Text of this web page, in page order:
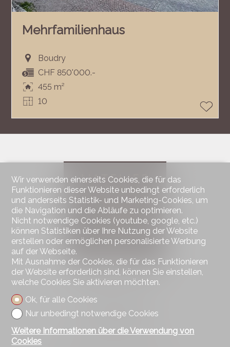
Mehrfamilienhaus
Boudry
CHF 850'000.-
455 m²
10
Kontaktieren Sie uns
L'Atelier Immobilier Sàrl
2525 Le Landeron
Tel. 41 76 492 46 42
giliane.storrer@atelier-immobilier.ch
Wir verwenden einerseits Cookies, die für das
Funktionieren dieser Website unbedingt erforderlich
und anderseits Statistik- und Marketing-Cookies, um
die Navigation und die Abläufe zu optimieren.
Nicht notwendige Cookies (youtube, google, etc.)
können Statistiken über Ihre Nutzung der Website
erstellen oder ermöglichen personalisierte Werbung
auf der Webseite.
Mit Ausnahme der Cookies, die für das Funktionieren
der Website erforderlich sind, können Sie einstellen,
welche Cookies Sie aktivieren möchten.
Ok, für alle Cookies
Nur unbedingt notwendige Cookies
Weitere Informationen über die Verwendung von
Cookies